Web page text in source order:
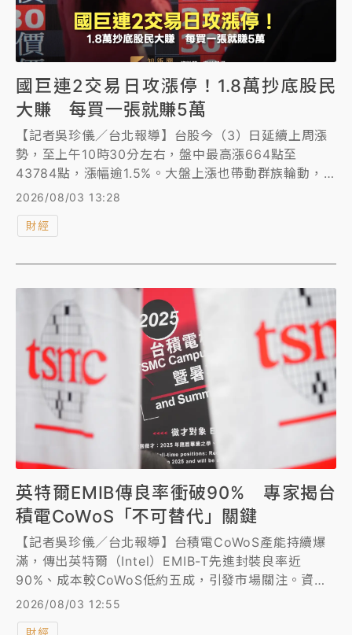
國巨連2交易日攻漲停！1.8萬抄底股民
大賺 每買一張就賺5萬
【記者吳珍儀／台北報導】台股今（3）日延續上周漲
勢，至上午10時30分左右，盤中最高漲664點至
43784點，漲幅逾1.5%。大盤上漲也帶動群族輪動，
被笑稱是「聖誕樹」的被動元件龍頭國巨（2327）今
也延續上周五漲勢再度於盤中衝上漲停板552元，其他
被動元件相關個股也同步上漲，除了金山電（8042）
有6至7%不等的漲幅。
2026/08/03 13:28
財經
英特爾EMIB傳良率衝破90% 專家揭台
積電CoWoS「不可替代」關鍵
【記者吳珍儀／台北報導】台積電CoWoS產能持續爆
滿，傳出英特爾（Intel）EMIB-T先進封裝良率近
90%、成本較CoWoS低約五成，引發市場關注。資深
分析師吳岳展指出，兩者技術路線不同，短期難互相取
2026/08/03 12:55
財經